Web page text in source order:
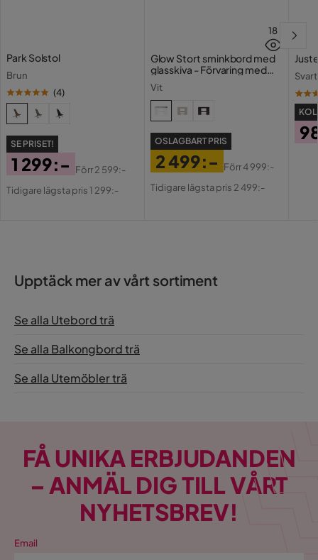
Park Solstol
Brun
(4)
SE PRISET!
Pris
1 299:-
Original
Förr2 599:-
Tidigare lägsta pris 1 299:-
18
Glow Stort sminkbord med
glasskiva - Förvaring med
Vit
OSLAGBART PRIS
Pris
2 499:-
Original
Förr4 999:-
Tidigare lägsta pris 2 499:-
Svart
Upptäck mer av vårt sortiment
Se alla Utebord trä
Se alla Balkongbord trä
Se alla Utemöbler trä
FÅ UNIKA ERBJUDANDEN
– ANMÄL DIG TILL VÅRT
NYHETSBREV!
Email